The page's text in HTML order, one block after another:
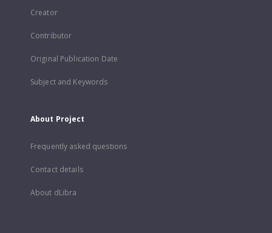
Creator
Contributor
Original Publication Date
Subject and Keywords
About Project
Frequently asked questions
Contact details
About dLibra